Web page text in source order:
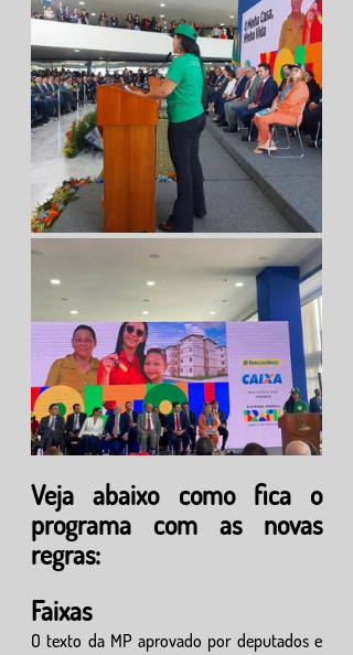
Veja abaixo como fica o
programa com as novas
regras:
Faixas
O texto da MP aprovado por deputados e